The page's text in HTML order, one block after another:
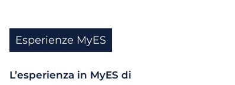
Esperienze MyES
L’esperienza in MyES di